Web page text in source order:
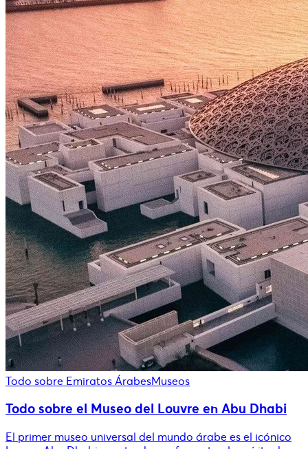
Todo sobre Emiratos ÁrabesMuseos
Todo sobre el Museo del Louvre en Abu Dhabi
El primer museo universal del mundo árabe es el icónico